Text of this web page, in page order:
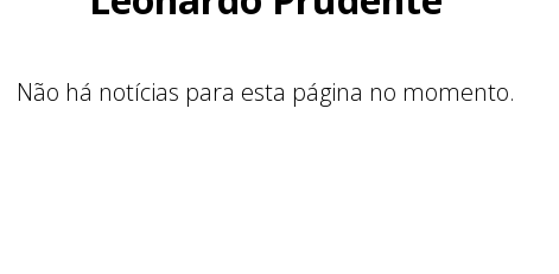
Não há notícias para esta página no momento.